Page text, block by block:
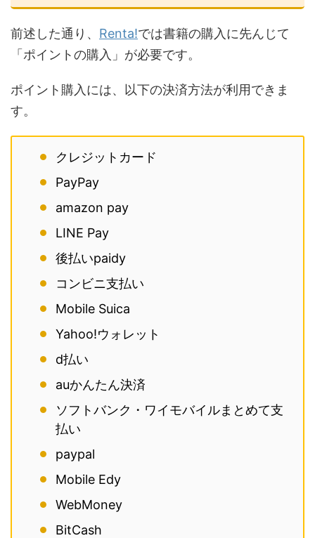
前述した通り、 Renta!では書籍の購入に先んじて
「ポイントの購入」が必要です。
ポイント購入には、以下の決済方法が利用できま
す。
クレジットカード
PayPay
amazon pay
LINE Pay
後払いpaidy
コンビニ支払い
Mobile Suica
Yahoo!ウォレット
d払い
auかんたん決済
ソフトバンク・ワイモバイルまとめて支
払い
paypal
Mobile Edy
WebMoney
BitCash